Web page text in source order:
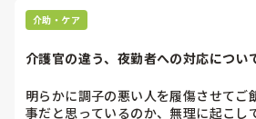
と言われました。
私の考え対応が間違えていますか？
ョン組めますよね。
介助・ケア
介護官の違う、夜勤者への対応につい
明らかに調子の悪い人を履傷させてご
事だと思っているのか、無理に起こし